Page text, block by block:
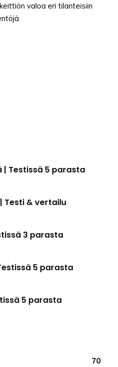
valoa eri tilanteisiin
Testissä 5 parasta
Testi & vertailu
3 parasta
5 parasta
5 parasta
70